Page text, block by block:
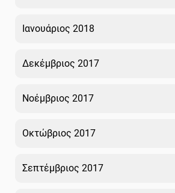
Ιανουάριος 2018
Δεκέμβριος 2017
Νοέμβριος 2017
Οκτώβριος 2017
Σεπτέμβριος 2017